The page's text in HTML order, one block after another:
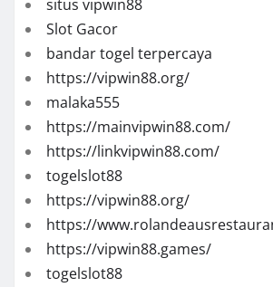
situs vipwin88
Slot Gacor
bandar togel terpercaya
https://vipwin88.org/
malaka555
https://mainvipwin88.com/
https://linkvipwin88.com/
togelslot88
https://vipwin88.org/
https://
https://vipwin88.games/
togelslot88